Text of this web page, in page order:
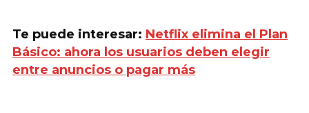
Te puede interesar: Netflix elimina el Plan
Básico: ahora los usuarios deben elegir
entre anuncios o pagar más